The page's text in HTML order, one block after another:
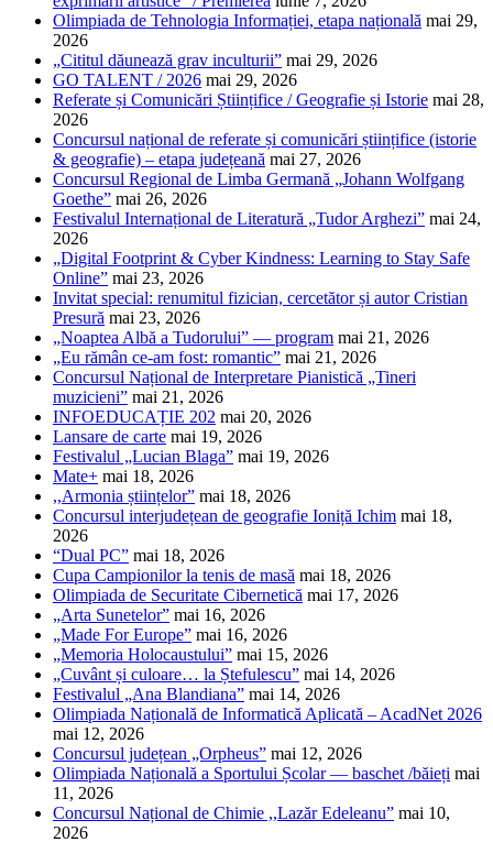
Olimpiada de Tehnologia Informației, etapa națională mai 29,
2026
„Cititul dăunează grav inculturii” mai 29, 2026
GO TALENT / 2026 mai 29, 2026
Referate și Comunicări Științifice / Geografie și Istorie mai 28,
2026
Concursul național de referate și comunicări științifice (istorie
& geografie) – etapa județeană mai 27, 2026
Concursul Regional de Limba Germană „Johann Wolfgang
Goethe” mai 26, 2026
Festivalul Internațional de Literatură „Tudor Arghezi” mai 24,
2026
„Digital Footprint & Cyber Kindness: Learning to Stay Safe
Online” mai 23, 2026
Invitat special: renumitul fizician, cercetător și autor Cristian
Presură mai 23, 2026
„Noaptea Albă a Tudorului” — program mai 21, 2026
„Eu rămân ce-am fost: romantic” mai 21, 2026
Concursul Național de Interpretare Pianistică „Tineri
muzicieni” mai 21, 2026
INFOEDUCAȚIE 202 mai 20, 2026
Lansare de carte mai 19, 2026
Festivalul „Lucian Blaga” mai 19, 2026
Mate+ mai 18, 2026
,,Armonia științelor” mai 18, 2026
Concursul interjudețean de geografie Ioniță Ichim mai 18,
2026
“Dual PC” mai 18, 2026
Cupa Campionilor la tenis de masă mai 18, 2026
Olimpiada de Securitate Cibernetică mai 17, 2026
„Arta Sunetelor” mai 16, 2026
„Made For Europe” mai 16, 2026
„Memoria Holocaustului” mai 15, 2026
„Cuvânt și culoare… la Ștefulescu” mai 14, 2026
Festivalul „Ana Blandiana” mai 14, 2026
Olimpiada Națională de Informatică Aplicată – AcadNet 2026
mai 12, 2026
Concursul județean „Orpheus” mai 12, 2026
Olimpiada Națională a Sportului Școlar — baschet /băieți mai
11, 2026
Concursul Național de Chimie ,,Lazăr Edeleanu” mai 10,
2026